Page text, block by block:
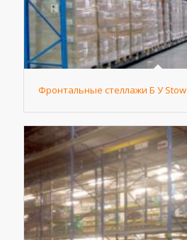
Фронтальные стеллажи Б У Stow